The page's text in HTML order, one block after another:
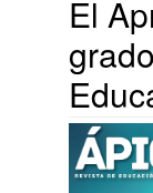
El
Barra
lateral